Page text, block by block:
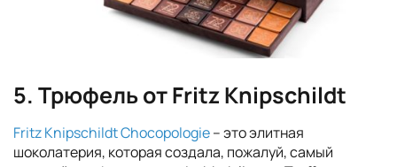
5. Трюфель от Fritz Knipschildt
Fritz Knipschildt Chocopologie– это элитная
шоколатерия, которая создала, пожалуй, самый